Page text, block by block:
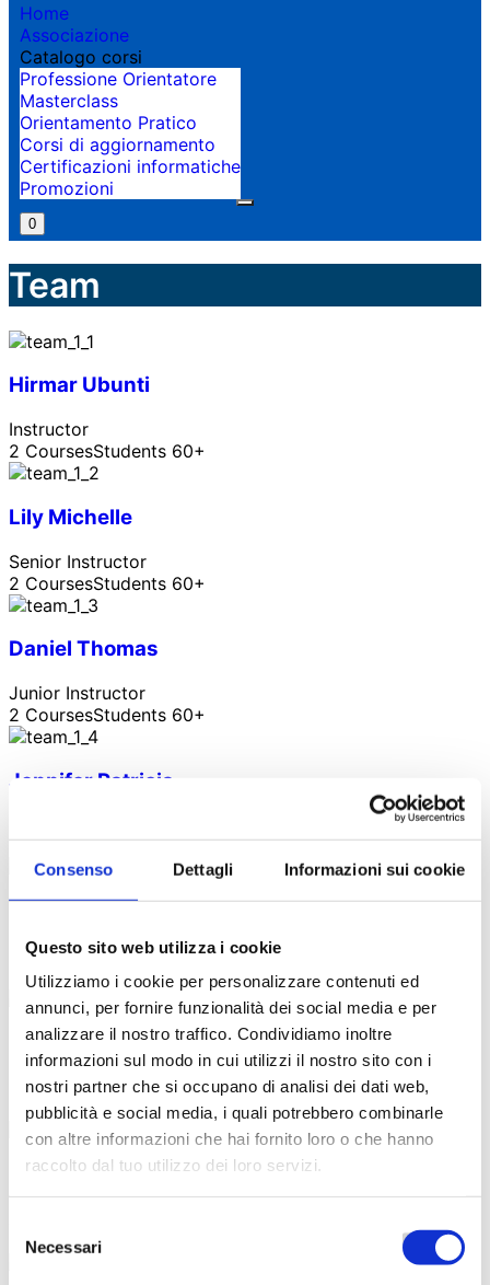
Consenso Dettagli Informazioni sui cookie
Questo sito web utilizza i cookie
Utilizziamo i cookie per personalizzare contenuti ed
annunci, per fornire funzionalità dei social media e per
analizzare il nostro traffico. Condividiamo inoltre
informazioni sul modo in cui utilizzi il nostro sito con i
nostri partner che si occupano di analisi dei dati web,
pubblicità e social media, i quali potrebbero combinarle
con altre informazioni che hai fornito loro o che hanno
raccolto dal tuo utilizzo dei loro servizi.
delNecessari
Home
Associazione
Catalogo corsi
Professione Orientatore
Masterclass
Orientamento Pratico
Corsi di aggiornamento
Certificazioni informatiche
Promozioni
0
Team
Hirmar Ubunti
Instructor
2 CoursesStudents 60+
Lily Michelle
Senior Instructor
2 CoursesStudents 60+
Daniel Thomas
Junior Instructor
2 CoursesStudents 60+
Jennifer Patricia
2 CoursesStudents 60+
Instructor
2 CoursesStudents 60+
Michael Richard
Senior Instructo
2 CoursesStudents 60+
Linda Elizabeth
2 CoursesStudents 60+